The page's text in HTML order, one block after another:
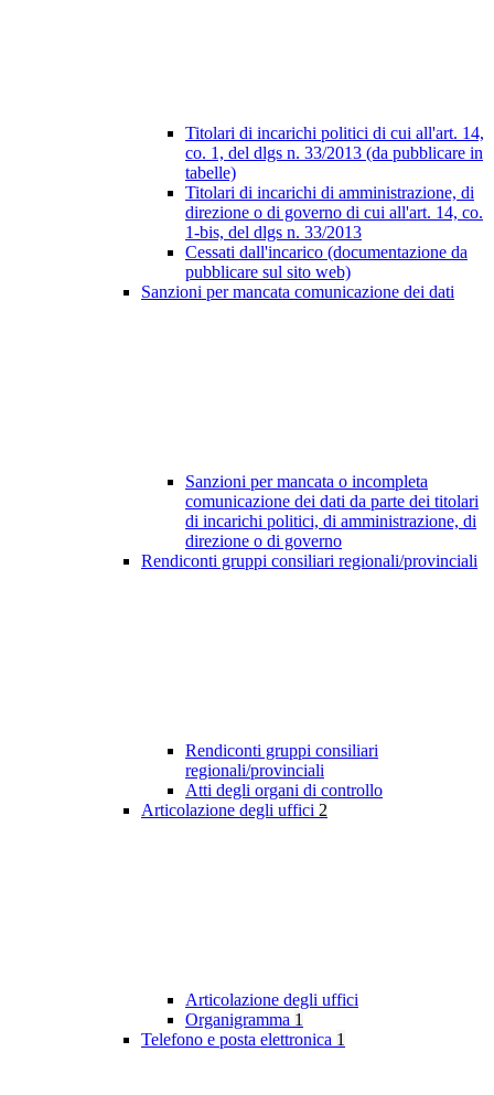
Titolari di incarichi politici di cui all'art. 14,
co. 1, del dlgs n. 33/2013 (da pubblicare in
tabelle)
Titolari di incarichi di amministrazione, di
direzione o di governo di cui all'art. 14, co.
1-bis, del dlgs n. 33/2013
Cessati dall'incarico (documentazione da
pubblicare sul sito web)
Sanzioni per mancata comunicazione dei dati
Sanzioni per mancata o incompleta
comunicazione dei dati da parte dei titolari
di incarichi politici, di amministrazione, di
direzione o di governo
Rendiconti gruppi consiliari regionali/provinciali
Rendiconti gruppi consiliari
regionali/provinciali
Atti degli organi di controllo
Articolazione degli uffici 2
Articolazione degli uffici
Organigramma 1
Telefono e posta elettronica 1